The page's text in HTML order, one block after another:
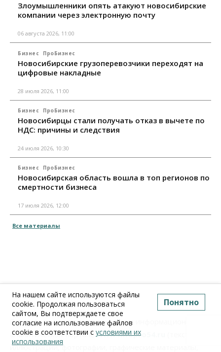
Злоумышленники опять атакуют новосибирские
компании через электронную почту
06 августа 2026, 11:00
Бизнес ПроБизнес
Новосибирские грузоперевозчики переходят на
цифровые накладные
28 июля 2026, 11:00
Бизнес ПроБизнес
Новосибирцы стали получать отказ в вычете по
НДС: причины и следствия
24 июля 2026, 10:30
Бизнес ПроБизнес
Новосибирская область вошла в топ регионов по
смертности бизнеса
17 июля 2026, 12:00
Все материалы
Вся информация, размещенная на информационно-
аналитическом порталеwww.Infopro54.ru
иллюстрации, фотографии, графические материалы,
На нашем сайте используются файлы
cookie. Продолжая пользоваться
сайтом, Вы подтверждаете свое
согласие на использование файлов
cookie в соответствии с условиями их
использования
Понятно